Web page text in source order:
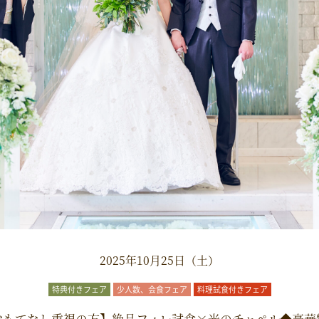
2025年10月25日（土）
特典付きフェア 少人数、会食フェア 料理試食付きフェア